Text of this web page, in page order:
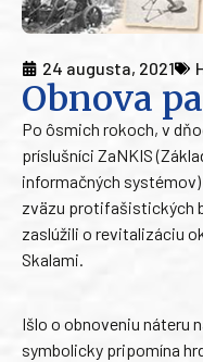
24 augusta, 2021
Obnova
Po ôsmich rokoch, v
príslušníci ZaNKIS
informačných
zväzu protifašistických
zaslúžili o revitalizáciu
Skalami.
Išlo o obnoveniu náteru
symbolicky pripomína